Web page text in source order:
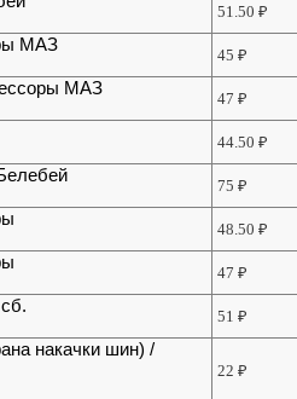
51.50₽
МАЗ
45₽
МАЗ
47₽
44.50₽
75₽
48.50₽
47₽
51₽
накачки шин) /
22₽